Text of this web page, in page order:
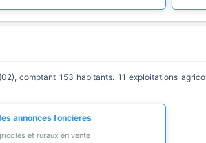
comptant 153 habitants. 11 exploitations
annonces foncières
et ruraux en vente